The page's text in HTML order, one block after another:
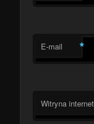
E-mail *
Witryna